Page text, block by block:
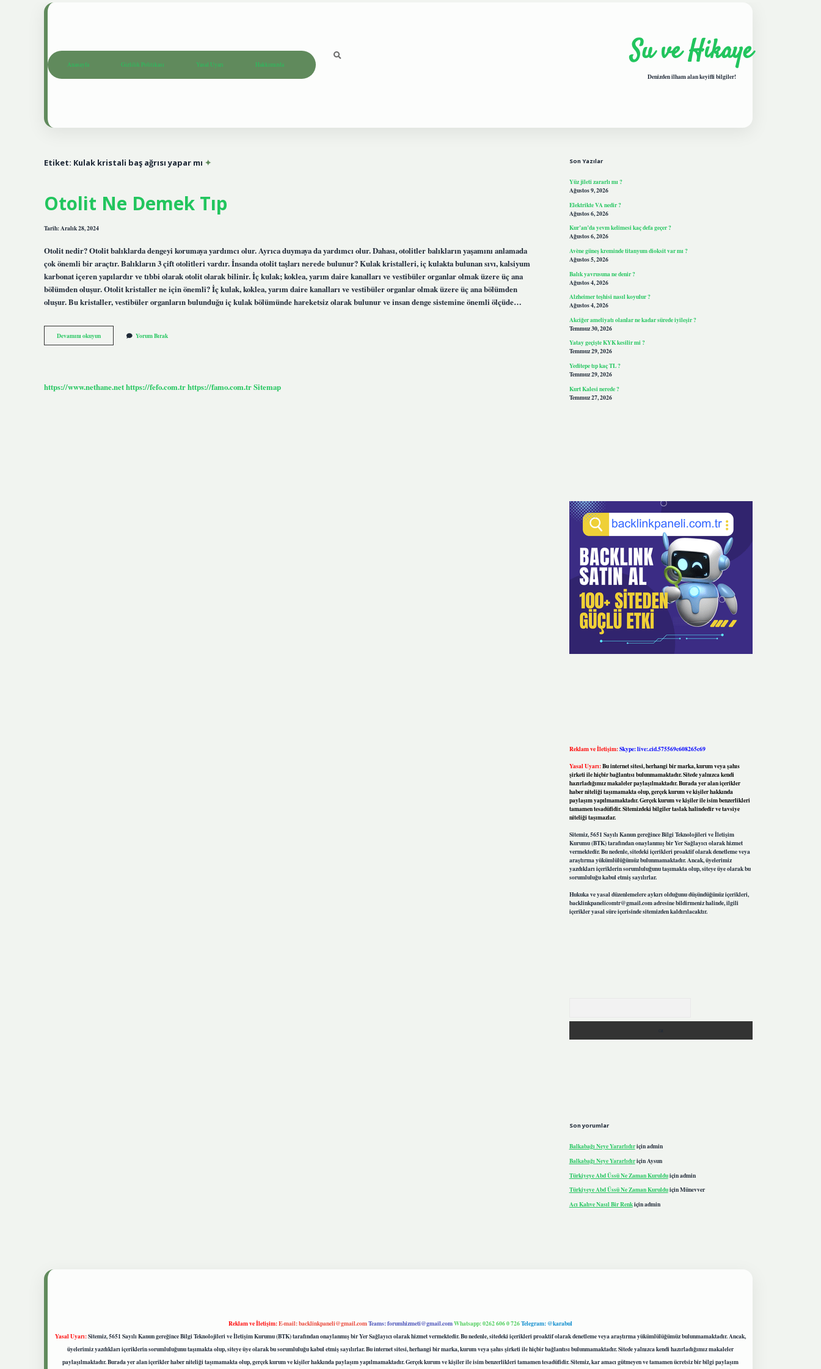
Anasayfa Gizlilik Politikası Yasal Uyarı Hakkımızda Su ve Hikaye
Denizden ilham alan keyifli bilgiler!
Etiket: Kulak kristali baş ağrısı yapar mı
Otolit Ne Demek Tıp
Tarih: Aralık 28, 2024
Otolit nedir? Otolit balıklarda dengeyi korumaya yardımcı olur. Ayrıca duymaya da yardımcı olur. Dahası, otolitler balıkların yaşamını anlamada
çok önemli bir araçtır. Balıkların 3 çift otolitleri vardır. İnsanda otolit taşları nerede bulunur? Kulak kristalleri, iç kulakta bulunan sıvı, kalsiyum
karbonat içeren yapılardır ve tıbbi olarak otolit olarak bilinir. İç kulak; koklea, yarım daire kanalları ve vestibüler organlar olmak üzere üç ana
bölümden oluşur. Otolit kristaller ne için önemli? İç kulak, koklea, yarım daire kanalları ve vestibüler organlar olmak üzere üç ana bölümden
oluşur. Bu kristaller, vestibüler organların bulunduğu iç kulak bölümünde hareketsiz olarak bulunur ve insan denge sistemine önemli ölçüde…
Devamını okuyunOtolit
Ne
Yorum Bırak
https://www.nethane.nethttps://fefo.com.trhttps://famo.com.trSitemap
Son Yazılar
Yüz jileti zararlı mı ?
Ağustos 9, 2026
Elektrikte VA nedir ?
Ağustos 6, 2026
Kur’an’da yevm kelimesi kaç defa geçer ?
Ağustos 6, 2026
Avène güneş kreminde titanyum dioksit var mı ?
Ağustos 5, 2026
Balık yavrusuna ne denir ?
Ağustos 4, 2026
Alzheimer teşhisi nasıl koyulur ?
Ağustos 4, 2026
Akciğer ameliyatı olanlar ne kadar sürede iyileşir ?
Temmuz 30, 2026
Yatay geçişte KYK kesilir mi ?
Temmuz 29, 2026
Yeditepe tıp kaç TL ?
Temmuz 29, 2026
Kurt Kalesi nerede ?
Temmuz 27, 2026
Reklam ve İletişim:Skype: live:.cid.575569c608265c69
Yasal Uyarı:Bu internet sitesi, herhangi bir marka, kurum veya şahıs
şirketi ile hiçbir bağlantısı bulunmamaktadır. Sitede yalnızca kendi
hazırladığımız makaleler paylaşılmaktadır. Burada yer alan içerikler
haber niteliği taşımamakta olup, gerçek kurum ve kişiler hakkında
paylaşım yapılmamaktadır. Gerçek kurum ve kişiler ile isim benzerlikleri
tamamen tesadüfidir. Sitemizdeki bilgiler taslak halindedir ve tavsiye
niteliği taşımazlar.
Sitemiz, 5651 Sayılı Kanun gereğince Bilgi Teknolojileri ve İletişim
Kurumu (BTK) tarafından onaylanmış bir Yer Sağlayıcı olarak hizmet
vermektedir. Bu nedenle, sitedeki içerikleri proaktif olarak denetleme veya
araştırma yükümlülüğümüz bulunmamaktadır. Ancak, üyelerimiz
yazdıkları içeriklerin sorumluluğunu taşımakta olup, siteye üye olarak bu
sorumluluğu kabul etmiş sayılırlar.
Hukuka ve yasal düzenlemelere aykırı olduğunu düşündüğünüz içerikleri,
backlinkpanelicomtr@gmail.comadresine bildirmeniz halinde, ilgili
içerikler yasal süre içerisinde sitemizden kaldırılacaktır.
Son yorumlar
Balkabağı Neye Yararlıdıriçinadmin
Balkabağı Neye YararlıdıriçinAysun
Türkiyeye Abd Üssü Ne Zaman Kurulduiçinadmin
Türkiyeye Abd Üssü Ne Zaman KurulduiçinMünevver
Acı Kahve Nasıl Bir Renkiçinadmin
Reklam ve İletişim:E-mail:backlinkpaneli@gmail.comTeams:forumhizmeti@gmail.comWhatsapp: 0262 606 0 726Telegram: @karabul
Yasal Uyarı:Sitemiz, 5651 Sayılı Kanun gereğince Bilgi Teknolojileri ve İletişim Kurumu (BTK) tarafından onaylanmış bir Yer Sağlayıcı olarak hizmet vermektedir. Bu nedenle, sitedeki içerikleri proaktif olarak denetleme veya araştırma yükümlülüğümüz bulunmamaktadır. Ancak,
üyelerimiz yazdıkları içeriklerin sorumluluğunu taşımakta olup, siteye üye olarak bu sorumluluğu kabul etmiş sayılırlar. Bu internet sitesi, herhangi bir marka, kurum veya şahıs şirketi ile hiçbir bağlantısı bulunmamaktadır. Sitede yalnızca kendi hazırladığımız makaleler
paylaşılmaktadır. Burada yer alan içerikler haber niteliği taşımamakta olup, gerçek kurum ve kişiler hakkında paylaşım yapılmamaktadır. Gerçek kurum ve kişiler ile isim benzerlikleri tamamen tesadüfidir. Sitemiz, kar amacı gütmeyen ve tamamen ücretsiz bir bilgi paylaşım